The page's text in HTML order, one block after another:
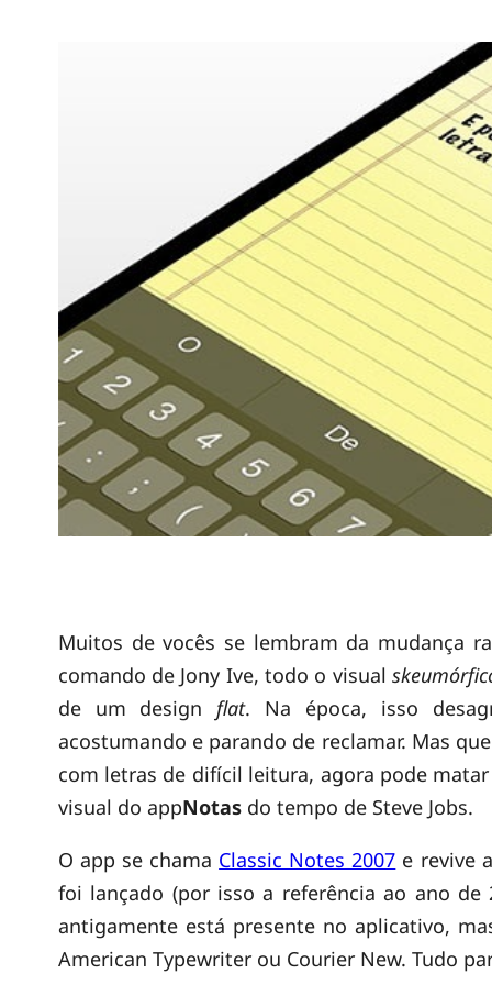
T
e
m
s
a
Muitos de vocês se lembram da mudança
comando de Jony Ive, todo o visual
de um design flat. Na época, isso
acostumando e parando de reclamar. Mas
com letras de difícil leitura, agora pode
visual do appNotasdo tempo de Steve Jobs.
O app se chama Classic Notes 2007 e revive
foi lançado (por isso a referência ao ano de
antigamente está presente no aplicativo,
American Typewriter ou Courier New. Tudo